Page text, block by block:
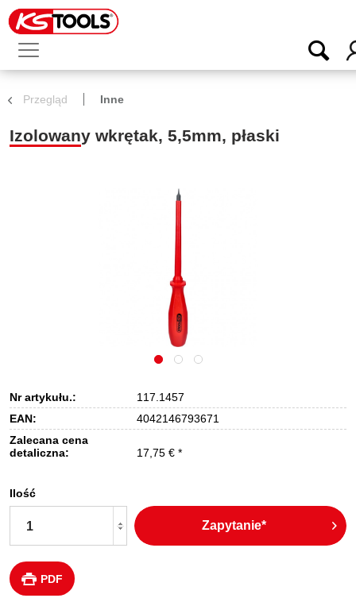
Przegląd Inne
Izolowany wkrętak, 5,5mm, płaski
Nr artykułu.:
117.1457
EAN:
4042146793671
Zalecana cena
detaliczna:
17,75 € *
Ilość
Zapytanie*
PDF